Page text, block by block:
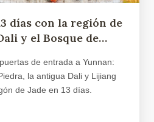
días con la región de
y el Bosque de
de entrada a Yunnan:
la antigua Dali y Lijiang
de Jade en 13 días.